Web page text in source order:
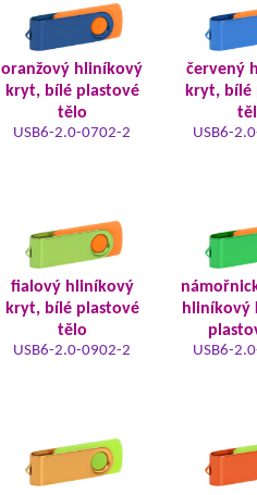
oranžový hliníkový
kryt, bílé plastové
tělo
USB6-2.0-0702-2
červený
kryt, bílé
USB6-
fialový hliníkový
kryt, bílé plastové
tělo
USB6-2.0-0902-2
hliníkový
USB6-